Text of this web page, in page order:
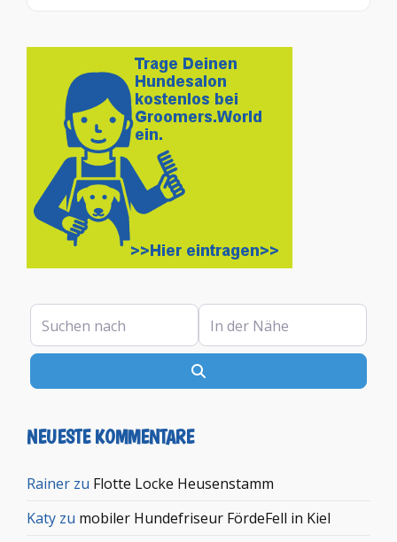
Suchen nach In der Nähe
NEUESTE KOMMENTARE
Rainer zu Flotte Locke Heusenstamm
Katy zu mobiler Hundefriseur FördeFell in Kiel